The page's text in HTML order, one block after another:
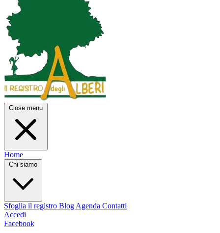
Close menu
Home
Chi siamo
Sfoglia il registro Blog Agenda Contatti
Accedi
Facebook